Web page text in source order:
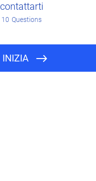
contattarti
10 Questions
INIZIA